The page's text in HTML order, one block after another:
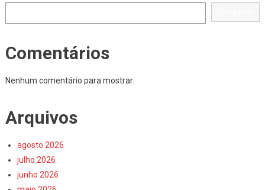
Comentários
Nenhum comentário para mostrar.
Arquivos
agosto 2026
julho 2026
junho 2026